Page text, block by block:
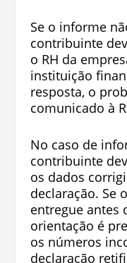
Se o informe
contribuinte
o RH da
instituição
resposta, o
comunicado à
No caso de
contribuinte
os dados
declaração. Se
entregue antes
orientação é
os números
declaração